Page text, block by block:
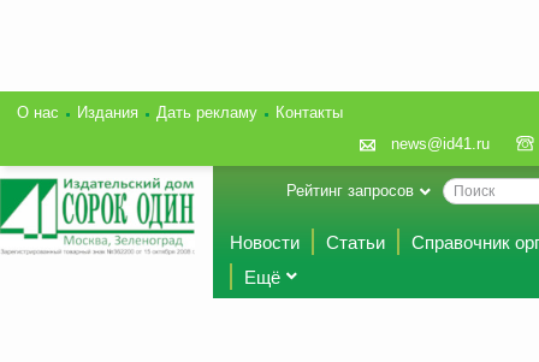
О нас Издания Дать рекламу
Контакты
news@id41.ru
Рейтинг запросов
Новости Статьи
Справочник
Ещё